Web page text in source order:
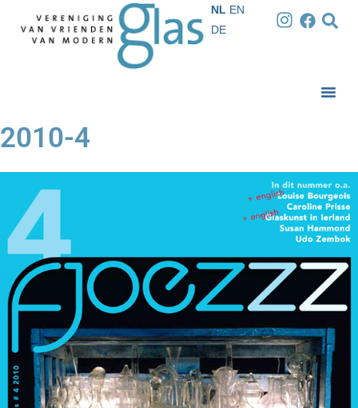
NL EN
DE
2010-4